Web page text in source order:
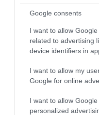
Google consents
I want to allow
related to advertising
device identifiers in
I want to allow my
Google for online
I want to allow
personalized
PRODUTOS E MARCAS
Conheça a
da colecção Savoy